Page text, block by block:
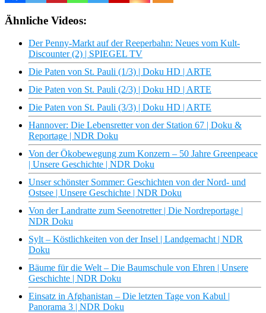
Ähnliche Videos:
Der Penny-Markt auf der Reeperbahn: Neues vom Kult-
Discounter (2) | SPIEGEL TV
Die Paten von St. Pauli (1/3) | Doku HD | ARTE
Die Paten von St. Pauli (2/3) | Doku HD | ARTE
Die Paten von St. Pauli (3/3) | Doku HD | ARTE
Hannover: Die Lebensretter von der Station 67 | Doku &
Reportage | NDR Doku
Von der Ökobewegung zum Konzern – 50 Jahre Greenpeace
| Unsere Geschichte | NDR Doku
Unser schönster Sommer: Geschichten von der Nord- und
Ostsee | Unsere Geschichte | NDR Doku
Von der Landratte zum Seenotretter | Die Nordreportage |
NDR Doku
Sylt – Köstlichkeiten von der Insel | Landgemacht | NDR
Doku
Bäume für die Welt – Die Baumschule von Ehren | Unsere
Geschichte | NDR Doku
Einsatz in Afghanistan – Die letzten Tage von Kabul |
Panorama 3 | NDR Doku